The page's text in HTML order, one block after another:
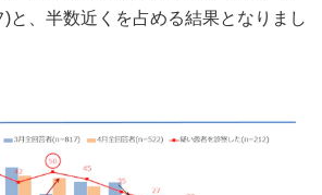
)と、半数近くを占める結果となりまし